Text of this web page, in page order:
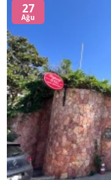
27
Ağu